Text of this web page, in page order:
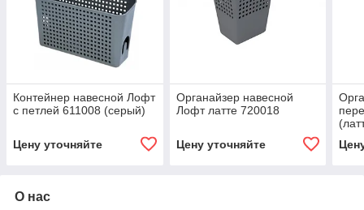
Контейнер навесной Лофт
с петлей 611008 (серый)
Цену уточняйте
Органайзер навесной
Лофт латте 720018
Цену уточняйте
О нас